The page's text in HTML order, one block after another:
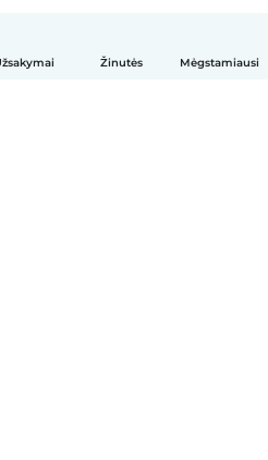
Žinutės Mėgstamiausi